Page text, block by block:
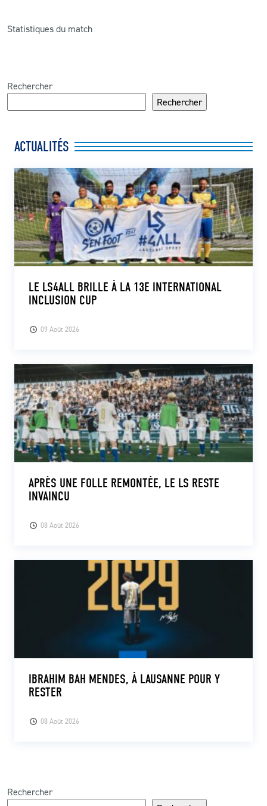
Statistiques du match
Rechercher
Rechercher
ACTUALITÉS
09 Août 2026
LE LS4ALL BRILLE À LA 13E INTERNATIONAL
INCLUSION CUP
08 Août 2026
APRÈS UNE FOLLE REMONTÉE, LE LS RESTE
INVAINCU
08 Août 2026
IBRAHIM BAH MENDES, À LAUSANNE POUR Y
RESTER
Rechercher